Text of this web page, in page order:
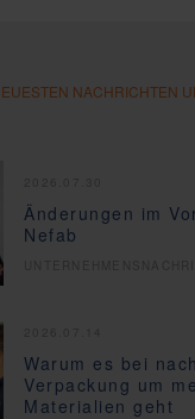
NACHRICHTEN
Änderungen im
Nefab
Warum es bei
Verpackung um
Materialien geht